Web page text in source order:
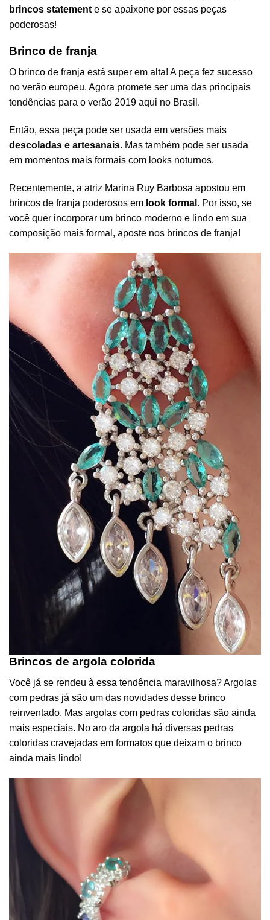
brincos statement e se apaixone por essas peças
poderosas!
Brinco de franja
O brinco de franja está super em alta! A peça fez sucesso
no verão europeu. Agora promete ser uma das principais
tendências para o verão 2019 aqui no Brasil.
Então, essa peça pode ser usada em versões mais
descoladas e artesanais. Mas também pode ser usada
em momentos mais formais com looks noturnos.
Recentemente, a atriz Marina Ruy Barbosa apostou em
brincos de franja poderosos em look formal. Por isso, se
você quer incorporar um brinco moderno e lindo em sua
composição mais formal, aposte nos brincos de franja!
Brincos de argola colorida
Você já se rendeu à essa tendência maravilhosa? Argolas
com pedras já são um das novidades desse brinco
reinventado. Mas argolas com pedras coloridas são ainda
mais especiais. No aro da argola há diversas pedras
coloridas cravejadas em formatos que deixam o brinco
ainda mais lindo!